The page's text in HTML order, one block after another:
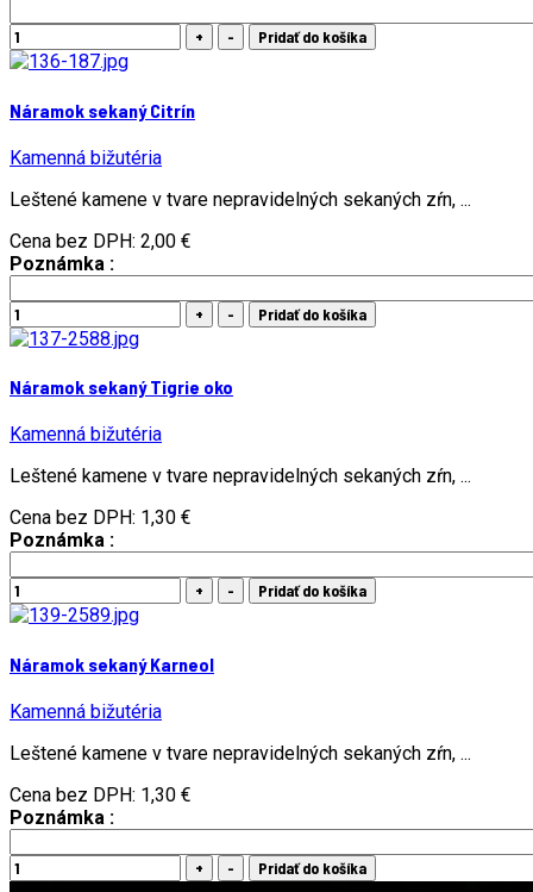
Náramok sekaný Citrín
Kamenná bižutéria
Leštené kamene v tvare nepravidelných sekaných zŕn, ...
Cena bez DPH: 2,00 €
Poznámka :
Náramok sekaný Tigrie oko
Kamenná bižutéria
Leštené kamene v tvare nepravidelných sekaných zŕn, ...
Cena bez DPH: 1,30 €
Poznámka :
Náramok sekaný Karneol
Kamenná bižutéria
Leštené kamene v tvare nepravidelných sekaných zŕn, ...
Cena bez DPH: 1,30 €
Poznámka :